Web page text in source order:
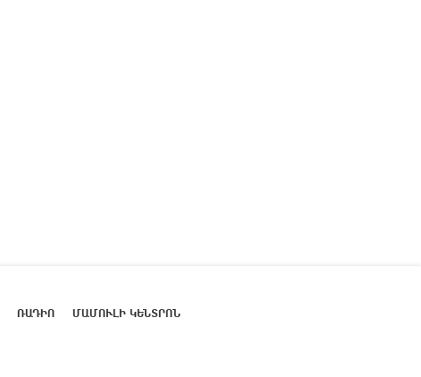
ՌԱԴԻՈ ՄԱՄՈՒԼԻ ԿԵՆՏՐՈՆ